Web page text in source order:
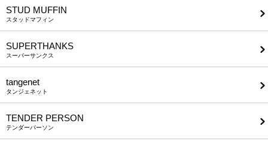
STUD MUFFIN
スタッドマフィン
SUPERTHANKS
スーパーサンクス
tangenet
タンジェネット
TENDER PERSON
テンダーパーソン